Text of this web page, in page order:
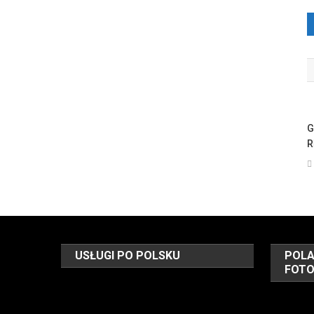
USŁUGI PO POLSKU
FOTO